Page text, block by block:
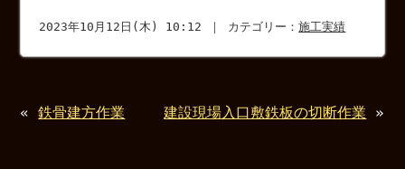
2023年10月12日(木) 10:12 ｜ カテゴリー：施工実績
«鉄骨建方作業 建設現場入口敷鉄板の切断作業 »